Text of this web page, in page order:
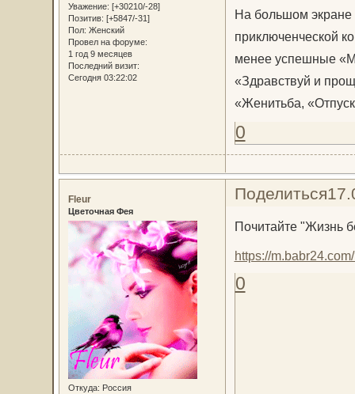
Уважение: [+30210/-28]
Позитив: [+5847/-31]
Пол: Женский
Провел на форуме:
1 год 9 месяцев
Последний визит:
Сегодня 03:22:02
На большом экране
приключенческой
менее успешные
«Здравствуй и
«Женитьба,
0
Поделиться
Fleur
Цветочная Фея
Откуда: Россия
Почитайте "Жизнь
https://
0